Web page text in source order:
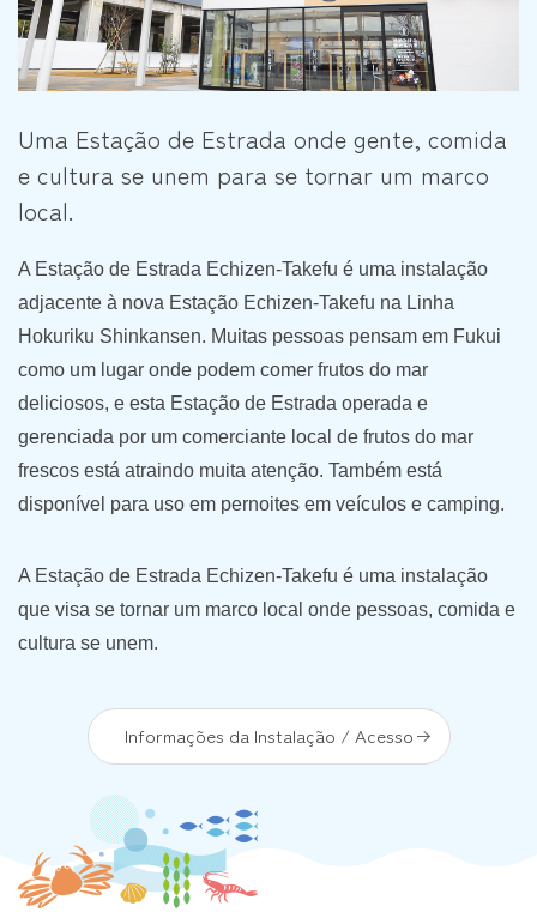
Uma Estação de Estrada onde gente, comida
e cultura se unem para se tornar um marco
local.
A Estação de Estrada Echizen-Takefu é uma instalação
adjacente à nova Estação Echizen-Takefu na Linha
Hokuriku Shinkansen. Muitas pessoas pensam em Fukui
como um lugar onde podem comer frutos do mar
deliciosos, e esta Estação de Estrada operada e
gerenciada por um comerciante local de frutos do mar
frescos está atraindo muita atenção. Também está
disponível para uso em pernoites em veículos e camping.
A Estação de Estrada Echizen-Takefu é uma instalação
que visa se tornar um marco local onde pessoas, comida e
cultura se unem.
Informações da Instalação / Acesso